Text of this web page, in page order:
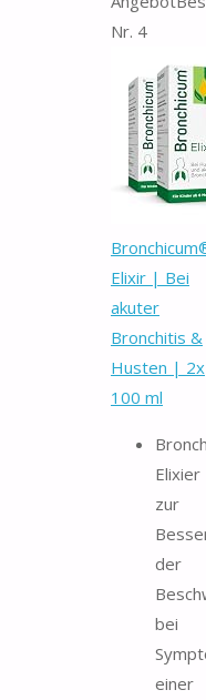
Nr. 4
Elixir | Bei
akuter
Bronchitis &
Husten | 2x
100 ml
Elixier
zur
der
bei
einer